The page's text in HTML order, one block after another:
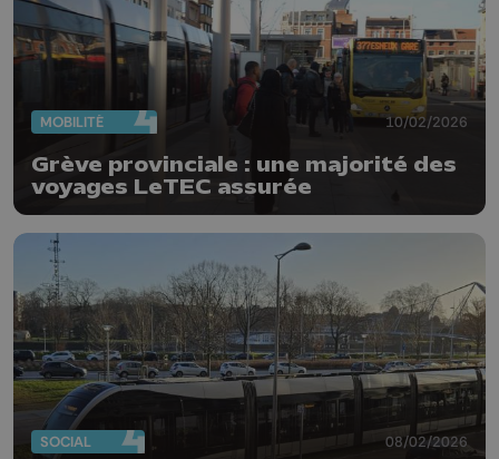
MOBILITÉ 10/02/2026
Grève provinciale : une majorité des
voyages LeTEC assurée
SOCIAL 08/02/2026